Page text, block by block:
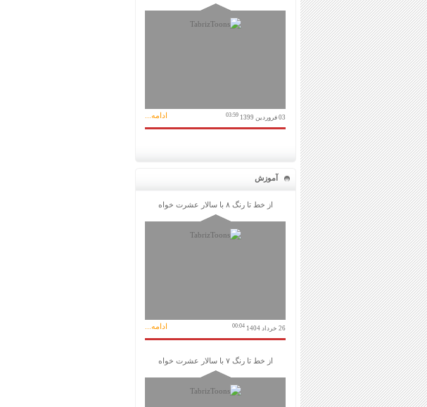
03 فروردین 1399 03:59 ادامه...
آموزش
از خط تا رنگ ۸ با سالار عشرت خواه
26 خرداد 1404 00:04 ادامه...
از خط تا رنگ ۷ با سالار عشرت خواه